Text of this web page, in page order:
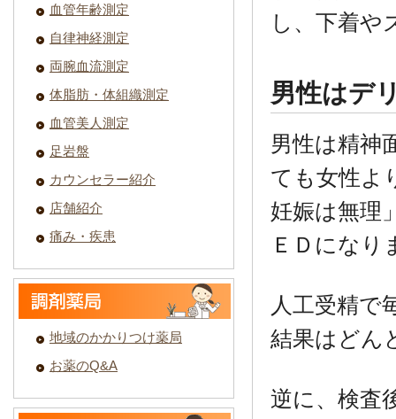
し、下着や
男性はデ
男性は精神
ても女性よ
妊娠は無理
ＥＤになり
人工受精で
結果はどん
逆に、検査
血管年齢測定
自律神経測定
両腕血流測定
体脂肪・体組織測定
血管美人測定
足岩盤
カウンセラー紹介
店舗紹介
痛み・疾患
地域のかかりつけ薬局
お薬のQ&A